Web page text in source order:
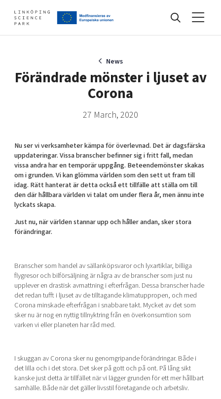
Find your network
Artificial intelligence
Cybersecurity
Internet of Things
Manufacturing industries
Global talent
Shaping cities and regions
Bright East
East Sweden Tech Women
Reversed mentorship
Upgrade your skills & master new ones
Tech startups
Upscaling
Startup & industry collaboration
Offers to boost your business
Funding opportunities
About
Our community of companies
Project toolbox
Our clusters
Reach out to us
Locations
News
Förändrade mönster i ljuset av
Corona
27 March, 2020
Nu ser vi verksamheter kämpa för överlevnad. Det är dagsfärska
uppdateringar. Vissa branscher befinner sig i fritt fall, medan
vissa andra har en temporär uppgång. Beteendemönster skakas
om i grunden. Vi kan glömma världen som den sett ut fram till
idag. Rätt hanterat är detta också ett tillfälle att ställa om till
den där hållbara världen vi talat om under flera år, men ännu inte
lyckats skapa.
Just nu, när världen stannar upp och håller andan, sker stora
förändringar.
Branscher som handel av sällanköpsvaror och lyxartiklar, billiga
flygresor och bilförsäljning är några av de branscher som just nu
upplever en drastisk avmattning i efterfrågan. Dessa branscher hade
det redan tufft i ljuset av de tilltagande klimatuppropen, och med
Corona minskade efterfrågan i snabbare takt. Mycket av det som
sker nu är nog en nyttig tillnyktring från en överkonsumtion som
varken vi eller planeten har råd med.
I skuggan av Corona sker nu genomgripande förändringar. Både i
det lilla och i det stora. Det sker på gott och på ont. På lång sikt
kanske just detta är tillfället när vi lägger grunden för ett mer hållbart
samhälle. Både när det gäller livsstil företagande och arbetsliv.